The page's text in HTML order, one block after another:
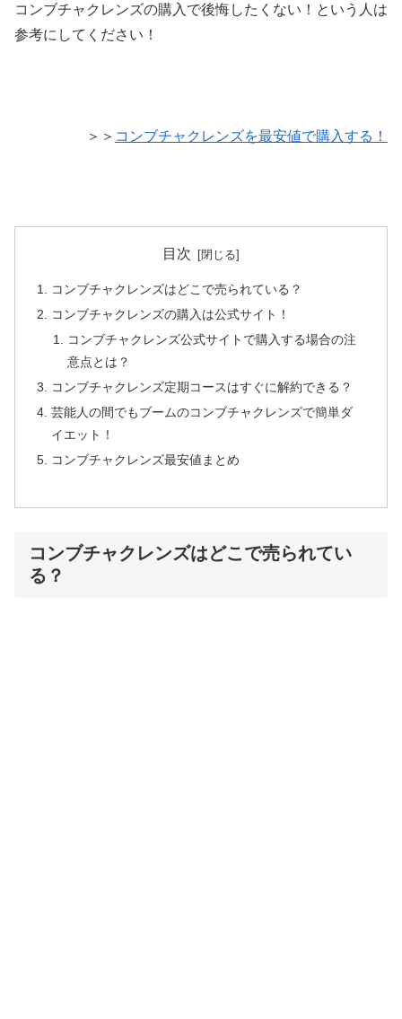
コンブチャクレンズの購入で後悔したくない！という人は
参考にしてください！
＞＞ コンブチャクレンズを最安値で購入する！
目次
コンブチャクレンズはどこで売られている？
コンブチャクレンズの購入は公式サイト！
コンブチャクレンズ公式サイトで購入する場合の注
意点とは？
コンブチャクレンズ定期コースはすぐに解約できる？
芸能人の間でもブームのコンブチャクレンズで簡単ダ
イエット！
コンブチャクレンズ最安値まとめ
コンブチャクレンズはどこで売られてい
る？